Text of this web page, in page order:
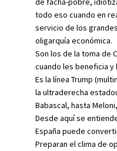
todo eso cuando en
servicio de los
oligarquía económica.
Son los de la toma de
cuando les beneficia y
Es la línea Trump
la ultraderecha
Babascal, hasta
Desde aquí se
España puede
Preparan el clima de